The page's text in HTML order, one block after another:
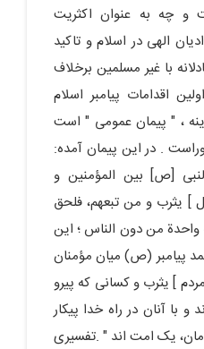
و چه به عنوان اکثریت
الهی در اسلام و تاکید
با غیر مسلمین برخلاف
اقدامات پیامبر اسلام
، " پیمان عمومی " است
. در این پیمان آمده:
[ص] بین المؤمنین و
] یثرب و من تبعهم، فلحق
واحدة من دون الناس ؛ این
پیامبر (ص) میان مؤمنان
] یثرب و کسانی که پیرو
و با آنان در راه خدا پیکار
یک امت اند " .تفسیری